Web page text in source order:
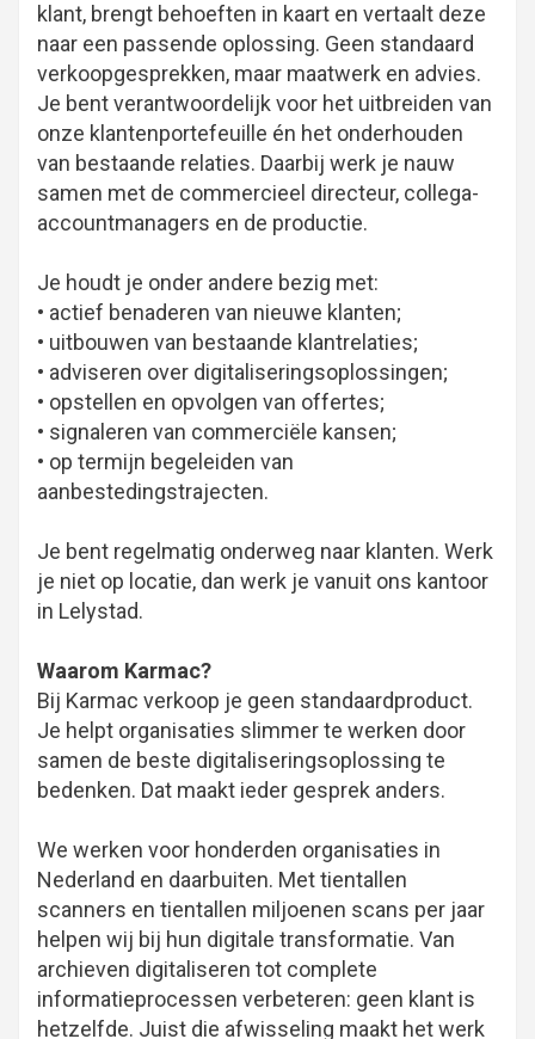
klant, brengt behoeften in kaart en vertaalt deze
naar een passende oplossing. Geen standaard
verkoopgesprekken, maar maatwerk en advies.
Je bent verantwoordelijk voor het uitbreiden van
onze klantenportefeuille én het onderhouden
van bestaande relaties. Daarbij werk je nauw
samen met de commercieel directeur, collega-
accountmanagers en de productie.
Je houdt je onder andere bezig met:
• actief benaderen van nieuwe klanten;
• uitbouwen van bestaande klantrelaties;
• adviseren over digitaliseringsoplossingen;
• opstellen en opvolgen van offertes;
• signaleren van commerciële kansen;
• op termijn begeleiden van
aanbestedingstrajecten.
Je bent regelmatig onderweg naar klanten. Werk
je niet op locatie, dan werk je vanuit ons kantoor
in Lelystad.
Waarom Karmac?
Bij Karmac verkoop je geen standaardproduct.
Je helpt organisaties slimmer te werken door
samen de beste digitaliseringsoplossing te
bedenken. Dat maakt ieder gesprek anders.
We werken voor honderden organisaties in
Nederland en daarbuiten. Met tientallen
scanners en tientallen miljoenen scans per jaar
helpen wij bij hun digitale transformatie. Van
archieven digitaliseren tot complete
informatieprocessen verbeteren: geen klant is
hetzelfde. Juist die afwisseling maakt het werk